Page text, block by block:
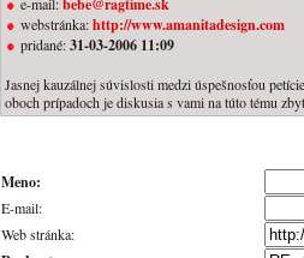
webstránka:http://www.amanitadesign.com
pridané:31-03-2006 11:09
Jasnej kauzálnej súvislosti medzi úspešnosťou
oboch prípadoch je diskusia s vami na túto tému
Meno:
E-mail:
Web stránka: